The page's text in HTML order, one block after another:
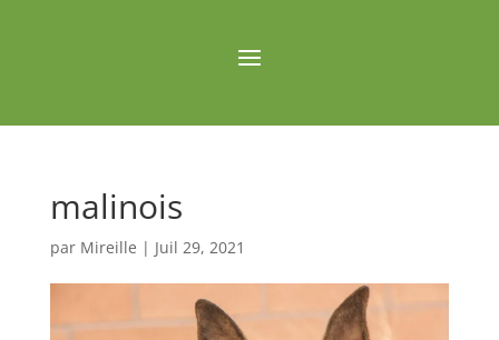
malinois
par Mireille | Juil 29, 2021